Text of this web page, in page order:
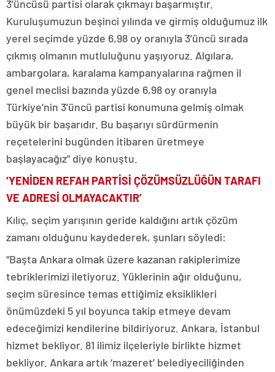
3’üncüsü partisi olarak çıkmayı başarmıştır.
Kuruluşumuzun beşinci yılında ve girmiş olduğumuz ilk
yerel seçimde yüzde 6,98 oy oranıyla 3’üncü sırada
çıkmış olmanın mutluluğunu yaşıyoruz. Algılara,
ambargolara, karalama kampanyalarına rağmen il
genel meclisi bazında yüzde 6,98 oy oranıyla
Türkiye’nin 3’üncü partisi konumuna gelmiş olmak
büyük bir başarıdır. Bu başarıyı sürdürmenin
reçetelerini bugünden itibaren üretmeye
başlayacağız” diye konuştu.
‘YENİDEN REFAH PARTİSİ ÇÖZÜMSÜZLÜĞÜN TARAFI
VE ADRESİ OLMAYACAKTIR’
Kılıç, seçim yarışının geride kaldığını artık çözüm
zamanı olduğunu kaydederek, şunları söyledi:
“Başta Ankara olmak üzere kazanan rakiplerimize
tebriklerimizi iletiyoruz. Yüklerinin ağır olduğunu,
seçim süresince temas ettiğimiz eksiklikleri
önümüzdeki 5 yıl boyunca takip etmeye devam
edeceğimizi kendilerine bildiriyoruz. Ankara, İstanbul
hizmet bekliyor. 81 ilimiz ilçeleriyle birlikte hizmet
bekliyor. Ankara artık ‘mazeret’ belediyeciliğinden